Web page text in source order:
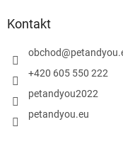
Kontakt
obchod@
+420 605 550 222
petandyou2022
petandyou.eu